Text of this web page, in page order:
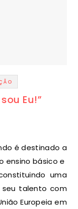
Eu!”
ensino básico e
uma
talento com
Europeia em